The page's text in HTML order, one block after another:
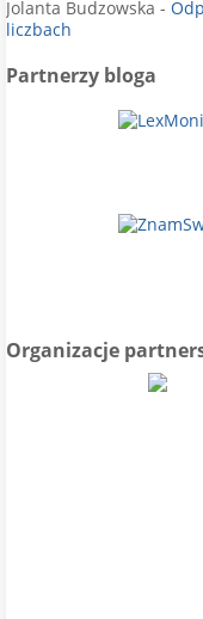
Jolanta Budzowska -
liczbach
Partnerzy bloga
Organizacje